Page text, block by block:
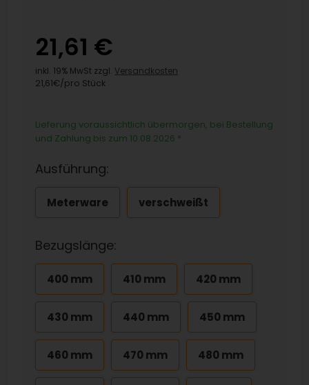
21,61 €
inkl. 19% MwSt zzgl. Versandkosten
21,61€/pro Stück
Lieferung voraussichtlich übermorgen, bei Bestellung
und Zahlung bis zum 10.08.2026 *
Ausführung:
Meterware verschweißt
Bezugslänge:
400 mm 410 mm 420 mm
430 mm 440 mm 450 mm
460 mm 470 mm 480 mm